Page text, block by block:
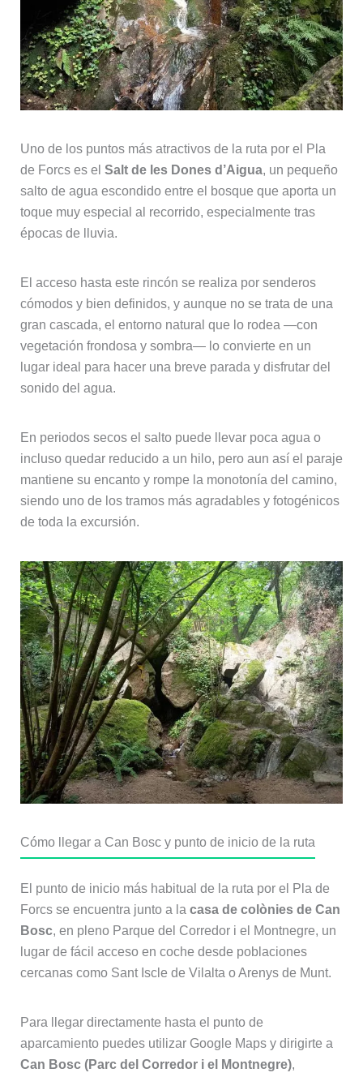
Uno de los puntos más atractivos de la ruta por el Pla
de Forcs es el Salt de les Dones d’Aigua, un pequeño
salto de agua escondido entre el bosque que aporta un
toque muy especial al recorrido, especialmente tras
épocas de lluvia.
El acceso hasta este rincón se realiza por senderos
cómodos y bien definidos, y aunque no se trata de una
gran cascada, el entorno natural que lo rodea —con
vegetación frondosa y sombra— lo convierte en un
lugar ideal para hacer una breve parada y disfrutar del
sonido del agua.
En periodos secos el salto puede llevar poca agua o
incluso quedar reducido a un hilo, pero aun así el paraje
mantiene su encanto y rompe la monotonía del camino,
siendo uno de los tramos más agradables y fotogénicos
de toda la excursión.
Cómo llegar a Can Bosc y punto de inicio de la ruta
El punto de inicio más habitual de la ruta por el Pla de
Forcs se encuentra junto a la casa de colònies de Can
Bosc, en pleno Parque del Corredor i el Montnegre, un
lugar de fácil acceso en coche desde poblaciones
cercanas como Sant Iscle de Vilalta o Arenys de Munt.
Para llegar directamente hasta el punto de
aparcamiento puedes utilizar Google Maps y dirigirte a
Can Bosc (Parc del Corredor i el Montnegre),